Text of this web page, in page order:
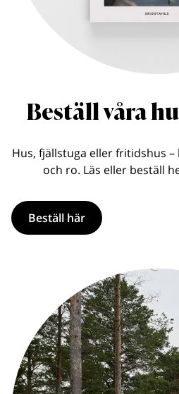
Beställ våra
Hus, fjällstuga eller fritidshus
och ro. Läs eller beställ
Beställ här